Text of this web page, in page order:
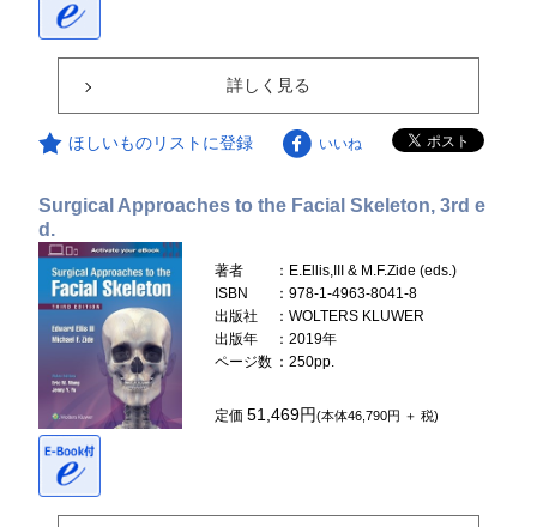
詳しく見る
ほしいものリストに登録 いいね
Surgical Approaches to the Facial Skeleton, 3rd e
d.
著者
：E.Ellis,III & M.F.Zide (eds.)
ISBN
：978-1-4963-8041-8
出版社
：WOLTERS KLUWER
出版年
：2019年
ページ数 ：250pp.
定価51,469円(本体46,790円 ＋ 税)